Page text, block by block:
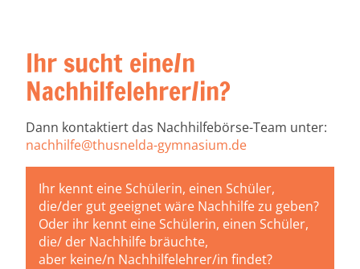
Ihr sucht eine/n
Nachhilfelehrer/in?
Dann kontaktiert das Nachhilfebörse-Team unter:
nachhilfe@thusnelda-gymnasium.de
Ihr kennt eine Schülerin, einen Schüler,
die/der gut geeignet wäre Nachhilfe zu geben?
Oder ihr kennt eine Schülerin, einen Schüler,
die/ der Nachhilfe bräuchte,
aber keine/n Nachhilfelehrer/in findet?